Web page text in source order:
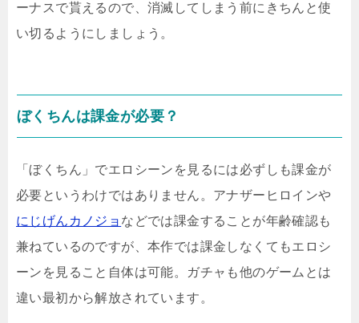
ーナスで貰えるので、消滅してしまう前にきちんと使
い切るようにしましょう。
ぼくちんは課金が必要？
「ぼくちん」でエロシーンを見るには必ずしも課金が
必要というわけではありません。アナザーヒロインや
にじげんカノジョ などでは課金することが年齢確認も
兼ねているのですが、本作では課金しなくてもエロシ
ーンを見ること自体は可能。ガチャも他のゲームとは
違い最初から解放されています。